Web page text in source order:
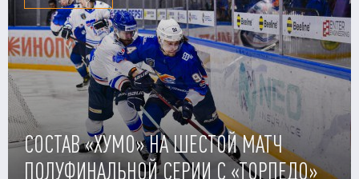
СОСТАВ «ХУМО» НА ШЕСТОЙ МАТЧ
ПОЛУФИНАЛЬНОЙ СЕРИИ С «ТОРПЕДО»